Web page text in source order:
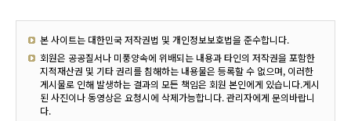
본 사이트는 대한민국 저작권법 및 개인정보보호법을 준수합니다.
회원은 공공질서나 미풍양속에 위배되는 내용과 타인의 저작권을 포함한
지적재산권 및 기타 권리를 침해하는 내용물은 등록할 수 없으며, 이러한
게시물로 인해 발생하는 결과의 모든 책임은 회원 본인에게 있습니다.게시
된 사진이나 동영상은 요청시에 삭제가능합니다. 관리자에게 문의바랍니
다.